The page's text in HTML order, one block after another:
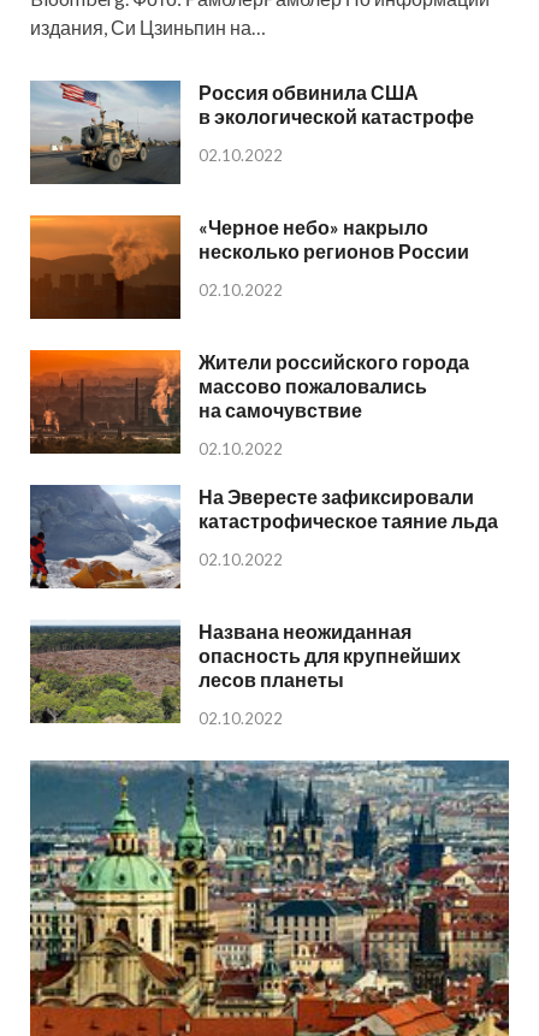
издания, Си Цзиньпин на…
Россия обвинила США
в экологической катастрофе
02.10.2022
«Черное небо» накрыло
несколько регионов России
02.10.2022
Жители российского города
массово пожаловались
на самочувствие
02.10.2022
На Эвересте зафиксировали
катастрофическое таяние льда
02.10.2022
Названа неожиданная
опасность для крупнейших
лесов планеты
02.10.2022